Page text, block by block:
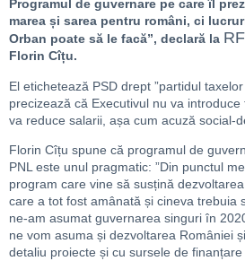
Programul de guvernare pe care îl
marea și sarea pentru români, ci
Orban poate să le facă”, declară la
Florin Cîțu.
El etichetează PSD drept ”partidul
precizează că Executivul nu va
va reduce salarii, așa cum acuză social-
Florin Cîțu spune că programul de
PNL este unul pragmatic: ”Din punctul
program care vine să susțină
care a tot fost amânată și cineva trebuia
ne-am asumat guvernarea singuri în
ne vom asuma și dezvoltarea României
detaliu proiecte și cu sursele de